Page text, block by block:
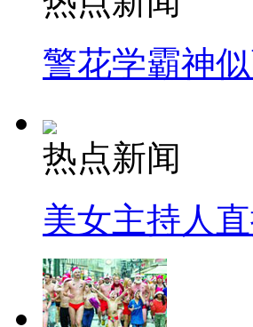
警花学霸神
热点新闻
美女主持人